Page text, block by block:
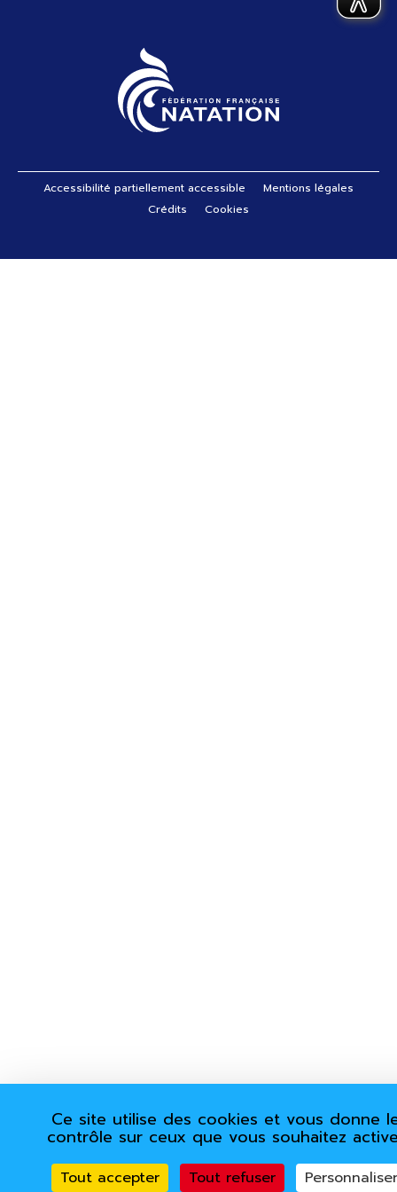
Pied de page
Accessibilité partiellement accessible
Mentions légales
Crédits
Cookies
Ce site utilise des cookies et vous donne
contrôle sur ceux que vous souhaitez
Tout accepter Tout refuser Personnaliser